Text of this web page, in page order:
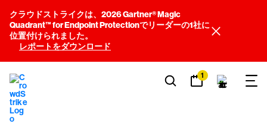
クラウドストライクは、2026 Gartner® Magic
Quadrant™ for Endpoint Protectionでリーダーの1社に
位置付けられました。
レポートをダウンロード
1